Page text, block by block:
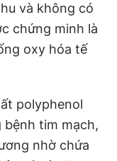
cáo
Chính sách bảo
và không có
chứng minh là
oxy hóa tế
polyphenol
tim mạch,
nhờ chứa